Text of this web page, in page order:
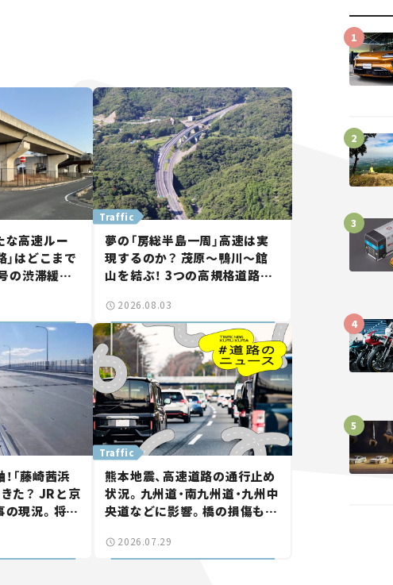
な高速ルー
」はどこまで
の渋滞緩和
計画】
Traffic
夢の「房総半島一周」高速は実
現するのか？ 茂原～鴨川～館
山を結ぶ！ 3つの高規格道路計
討進む【いま気になる道路計
画】
2026.08.03
「藤崎茜浜
た？ JRと京
現況。将来
路計画】
Traffic
熊本地震、高速道路の通行止め
状況。九州道・南九州道・九州中
央道などに影響。橋の損傷も確
2026.07.29